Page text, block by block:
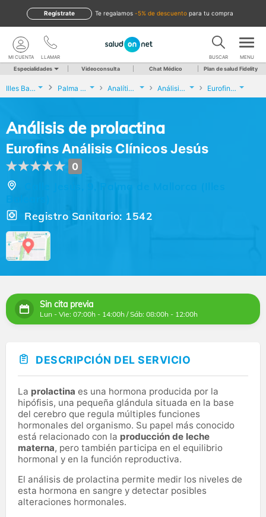
te regalamos -5% de descuento para tu compra
Regístrate
LLAMAR
MI CUENTA BUSCAR MENU
Especialidades Videoconsulta Chat Médico Plan de salud Fidelity
Illes Balears Palma de Mallorca Analíticas y Genética Análisis de prolactina Eurofins Análisis Clínicos Jesús
Análisis de prolactina
Eurofins Análisis Clínicos Jesús
0
Registro Sanitario: 1542
Sin cita previa
Lun - Vie: 07:00h - 14:00h / Sáb: 08:00h - 12:00h
DESCRIPCIÓN DEL SERVICIO
La prolactina es una hormona producida por la
hipófisis, una pequeña glándula situada en la base
del cerebro que regula múltiples funciones
hormonales del organismo. Su papel más conocido
está relacionado con la producción de leche
materna, pero también participa en el equilibrio
hormonal y en la función reproductiva.
El análisis de prolactina permite medir los niveles de
esta hormona en sangre y detectar posibles
alteraciones hormonales.